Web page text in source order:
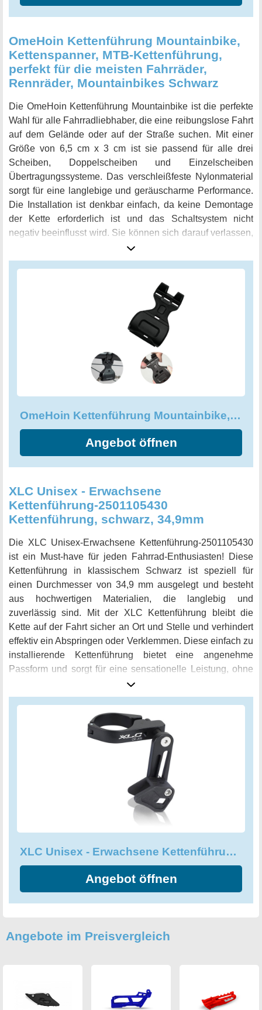
OmeHoin Kettenführung Mountainbike,
Kettenspanner, MTB-Kettenführung,
perfekt für die meisten Fahrräder,
Rennräder, Mountainbikes Schwarz
Die OmeHoin Kettenführung Mountainbike ist die perfekte
Wahl für alle Fahrradliebhaber, die eine reibungslose Fahrt
auf dem Gelände oder auf der Straße suchen. Mit einer
Größe von 6,5 cm x 3 cm ist sie passend für alle drei
Scheiben, Doppelscheiben und Einzelscheiben
Übertragungssysteme. Das verschleißfeste Nylonmaterial
sorgt für eine langlebige und geräuscharme Performance.
Die Installation ist denkbar einfach, da keine Demontage
der Kette erforderlich ist und das Schaltsystem nicht
negativ beeinflusst wird. Sie können sich darauf verlassen,
dass Ihr Fahrrad mit dieser Kettenführung immer in der
richtigen Übersetzung fährt. Überraschen Sie sich selbst
OmeHoin Kettenführung Mountainbike, Kettenspanner, MTB-Kettenführung
Angebot öffnen
XLC Unisex - Erwachsene
Kettenführung-2501105430
Kettenführung, schwarz, 34,9mm
Die XLC Unisex-Erwachsene Kettenführung-2501105430
ist ein Must-have für jeden Fahrrad-Enthusiasten! Diese
Kettenführung in klassischem Schwarz ist speziell für
einen Durchmesser von 34,9 mm ausgelegt und besteht
aus hochwertigen Materialien, die langlebig und
zuverlässig sind. Mit der XLC Kettenführung bleibt die
Kette auf der Fahrt sicher an Ort und Stelle und verhindert
effektiv ein Abspringen oder Verklemmen. Diese einfach zu
installierende Kettenführung bietet eine angenehme
Passform und sorgt für eine sensationelle Leistung, ohne
das Gewicht des Fahrrads zu erhöhen.
XLC Unisex - Erwachsene Kettenführung-2501105430
Angebot öffnen
Angebote im Preisvergleich